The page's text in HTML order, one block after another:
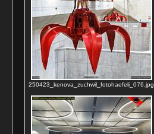
250423_kenova_zuchwil_fotohaefeli_076.jpg